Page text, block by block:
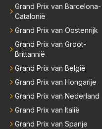
Grand Prix van Barcelona-
Catalonië
Grand Prix van Oostenrijk
Grand Prix van Groot-
Brittannië
Grand Prix van België
Grand Prix van Hongarije
Grand Prix van Nederland
Grand Prix van Italië
Grand Prix van Spanje